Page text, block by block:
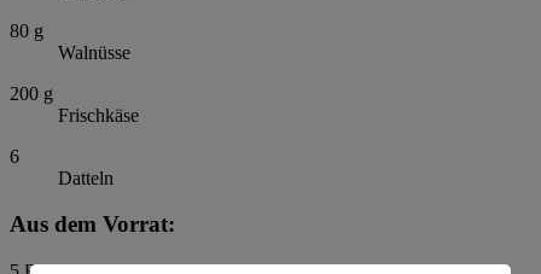
80 g
Walnüsse
200 g
Frischkäse
6
Datteln
Aus dem Vorrat: